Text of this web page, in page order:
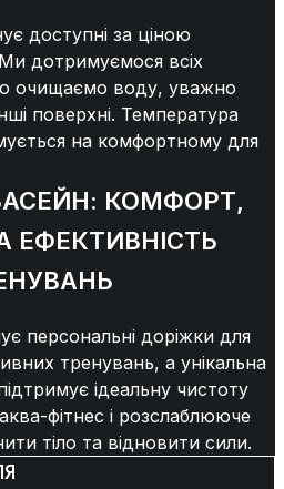
доступні за ціною
дотримуємося всіх
очищаємо воду, уважно
поверхні. Температура
на комфортному для
КОМФОРТ,
ЕФЕКТИВНІСТЬ
персональні доріжки для
тренувань, а унікальна
ідеальну чистоту
фітнес і розслаблююче
тіло та відновити сили.